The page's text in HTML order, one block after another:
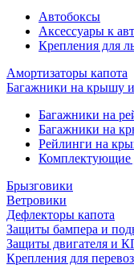
Автобоксы
Аксессуары к
Крепления для
Амортизаторы капота
Багажники на крышу
Багажники на
Багажники на
Рейлинги на
Комплектующие
Брызговики
Ветровики
Дефлекторы капота
Защиты бампера и
Защиты двигателя и
Крепления для